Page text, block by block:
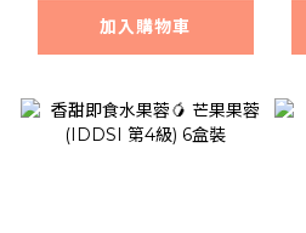
加入購物車